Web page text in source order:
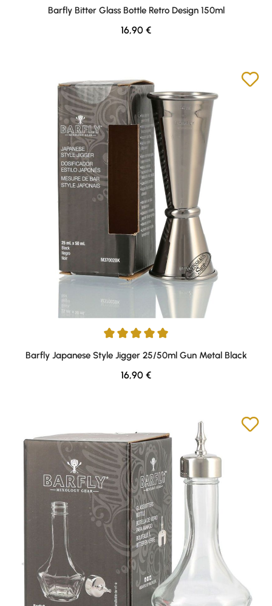
Barfly Bitter Glass Bottle Retro Design 150ml
Regulärer Preis:
16,90 €
Durchschnittliche Bewertung von 5 von 5 Sternen
Barfly Japanese Style Jigger 25/50ml Gun Metal Black
Regulärer Preis:
16,90 €